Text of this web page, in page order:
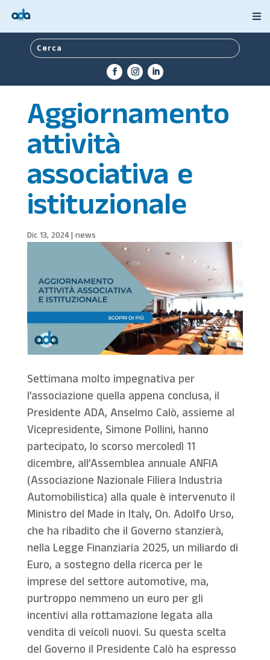
Aggiornamento
attività
associativa e
istituzionale
Dic 13, 2024| news
Settimana molto impegnativa per
l’associazione quella appena conclusa, il
Presidente ADA, Anselmo Calò, assieme al
Vicepresidente, Simone Pollini, hanno
partecipato, lo scorso mercoledì 11
dicembre, all’Assemblea annuale ANFIA
(Associazione Nazionale Filiera Industria
Automobilistica) alla quale è intervenuto il
Ministro del Made in Italy, On. Adolfo Urso,
che ha ribadito che il Governo stanzierà,
nella Legge Finanziaria 2025, un miliardo di
Euro, a sostegno della ricerca per le
imprese del settore automotive, ma,
purtroppo nemmeno un euro per gli
incentivi alla rottamazione legata alla
vendita di veicoli nuovi. Su questa scelta
del Governo il Presidente Calò ha espresso